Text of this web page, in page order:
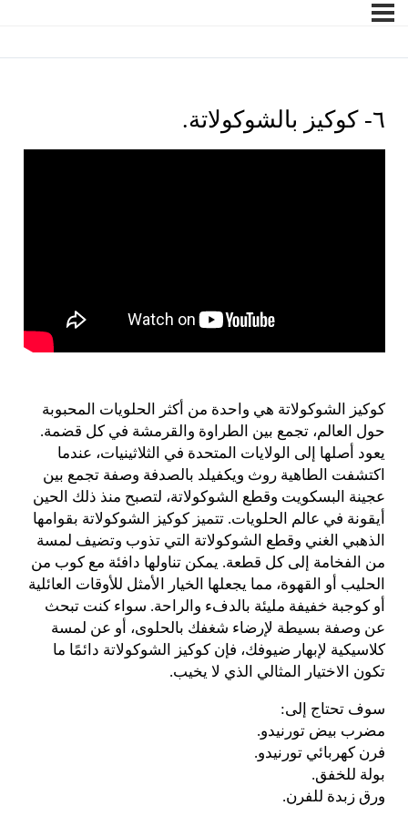
٦- كوكيز بالشوكولاتة.
كوكيز الشوكولاتة هي واحدة من أكثر الحلويات المحبوبة
حول العالم، تجمع بين الطراوة والقرمشة في كل قضمة.
يعود أصلها إلى الولايات المتحدة في الثلاثينيات، عندما
اكتشفت الطاهية روث ويكفيلد بالصدفة وصفة تجمع بين
عجينة البسكويت وقطع الشوكولاتة، لتصبح منذ ذلك الحين
أيقونة في عالم الحلويات. تتميز كوكيز الشوكولاتة بقوامها
الذهبي الغني وقطع الشوكولاتة التي تذوب وتضيف لمسة
من الفخامة إلى كل قطعة. يمكن تناولها دافئة مع كوب من
الحليب أو القهوة، مما يجعلها الخيار الأمثل للأوقات العائلية
أو كوجبة خفيفة مليئة بالدفء والراحة. سواء كنت تبحث
عن وصفة بسيطة لإرضاء شغفك بالحلوى، أو عن لمسة
كلاسيكية لإبهار ضيوفك، فإن كوكيز الشوكولاتة دائمًا ما
تكون الاختيار المثالي الذي لا يخيب.
سوف تحتاج إلى:
مضرب بيض تورنيدو.
فرن كهربائي تورنيدو.
بولة للخفق.
ورق زبدة للفرن.